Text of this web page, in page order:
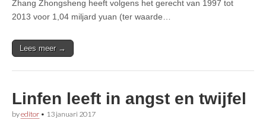
Zhang Zhongsheng heeft volgens het gerecht van 1997 tot
2013 voor 1,04 miljard yuan (ter waarde…
Lees meer →
Linfen leeft in angst en twijfel
byeditor • 13 januari 2017